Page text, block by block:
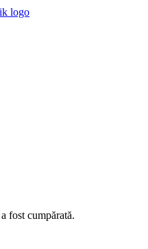
fost cumpărată.